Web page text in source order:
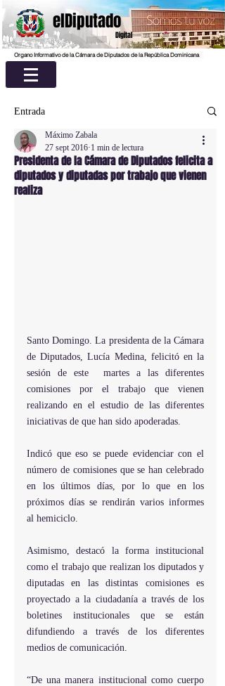
elDiputado
Digital
Organo Informativo de la Cámara de Diputados de la República Dominicana
Entrada
Presidenta de la Cámara de Diputados felicita a
diputados y diputadas por trabajo que vienen
realiza
Máximo Zabala
27 sept 2016 1 min de lectura
Santo Domingo. La presidenta de la Cámara
de Diputados, Lucía Medina, felicitó en la
sesión de este  martes a las diferentes
comisiones por el trabajo que vienen
realizando en el estudio de las diferentes
iniciativas de que han sido apoderadas.
Indicó que eso se puede evidenciar con el
número de comisiones que se han celebrado
en los últimos días, por lo que en los
próximos días se rendirán varios informes
al hemiciclo.
Asimismo, destacó la forma institucional
como el trabajo que realizan los diputados y
diputadas en las distintas comisiones es
proyectado a la ciudadanía a través de los
boletines institucionales que se están
difundiendo a través de los diferentes
medios de comunicación.
“De una manera institucional como cuerpo